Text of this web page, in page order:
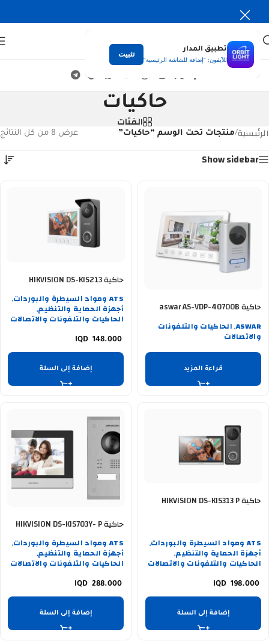
تطبيق المدار
للآيفون: "إضافة للشاشة الرئيسية"
تثبيت
حاكيات
الفئات
الرئيسية/منتجات تحت الوسم “حاكيات” عرض ⁦8⁩ من كل النتائج
Show sidebar
حاكية aswar AS-VDP-40700B
ASWAR
, الحاكيات والتلفونات
والاتصالات
قراءة المزيد
حاكية HIKVISION DS-KIS213
ATS ومواد السيطرة والبوردات ,
أجهزة الحماية والتنظيم,
الحاكيات والتلفونات والاتصالات
148.000
إضافة إلى السلة
حاكية HIKVISION DS-KIS313 P
ATS ومواد السيطرة والبوردات ,
أجهزة الحماية والتنظيم,
الحاكيات والتلفونات والاتصالات
198.000
إضافة إلى السلة
حاكية HIKVISION DS-KIS703Y- P
ATS ومواد السيطرة والبوردات ,
أجهزة الحماية والتنظيم,
الحاكيات والتلفونات والاتصالات
288.000
إضافة إلى السلة